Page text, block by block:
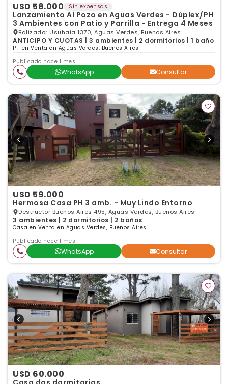
USD 58.000 Sin expensas
Lanzamiento Al Pozo en Aguas Verdes - Dúplex/PH
3 Ambientes con Patio y Parrilla - Entrega 4 Meses
Balizador Usuhaia 1370, Aguas Verdes, Buenos Aires
ANTICIPO Y CUOTAS | 3 ambientes | 2 dormitorios | 1 baño
PH en Venta en Aguas Verdes, Buenos Aires
Publicado hace 1 mes
WhatsApp Consultar
USD 59.000
Hermosa Casa PH 3 amb. - Muy Lindo Entorno
Destructor Buenos Aires 495, Aguas Verdes, Buenos Aires
3 ambientes | 2 dormitorios | 2 baños
Casa en Venta en Aguas Verdes, Buenos Aires
Publicado hace 1 mes
WhatsApp Consultar
USD 60.000